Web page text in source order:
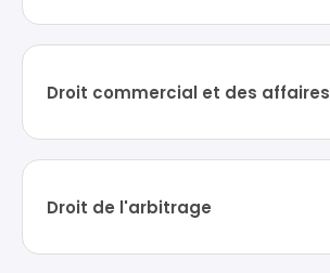
Droit commercial et des affaires
Droit de l'arbitrage